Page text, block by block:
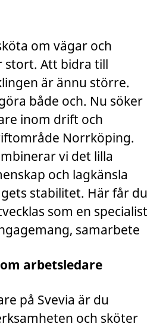
om vägar och
Att bidra till
är ännu större.
både och. Nu söker
inom drift och
Norrköping.
vi det lilla
och lagkänsla
stabilitet. Här får du
som en specialist
samarbete
arbetsledare
på Svevia är du
och sköter